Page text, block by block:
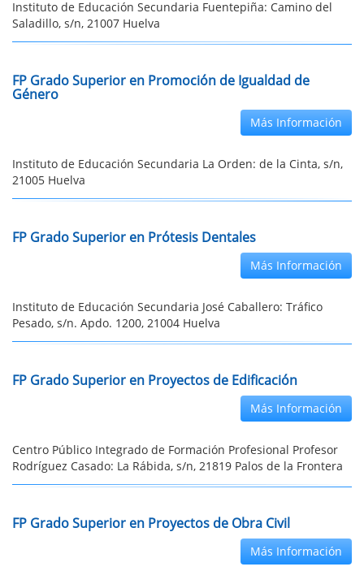
Instituto de Educación Secundaria Fuentepiña: Camino del
Saladillo, s/n, 21007 Huelva
FP Grado Superior en Promoción de Igualdad de
Género
Más Información
Instituto de Educación Secundaria La Orden: de la Cinta, s/n,
21005 Huelva
FP Grado Superior en Prótesis Dentales
Más Información
Instituto de Educación Secundaria José Caballero: Tráfico
Pesado, s/n. Apdo. 1200, 21004 Huelva
FP Grado Superior en Proyectos de Edificación
Más Información
Centro Público Integrado de Formación Profesional Profesor
Rodríguez Casado: La Rábida, s/n, 21819 Palos de la Frontera
FP Grado Superior en Proyectos de Obra Civil
Más Información